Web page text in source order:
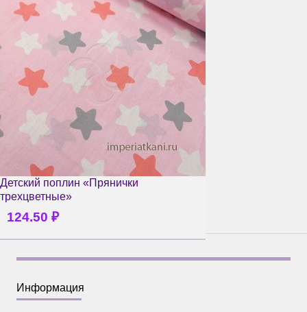
Детский поплин «Прянички
трехцветные»
124.50 ₽
Информация